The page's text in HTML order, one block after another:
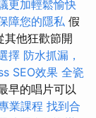
更加輕鬆愉快
障您的隱私 假
其他狂歡節開
擇 防水抓漏，
SEO效果 全瓷
早的唱片可以
業課程 找到合